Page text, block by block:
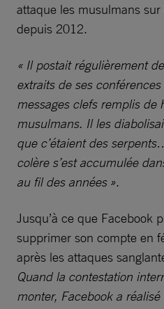
attaque les musulmans sur
depuis 2012.
« Il postait régulièrement
extraits de ses
messages clefs remplis de
musulmans. Il les
que c’étaient des
colère s’est accumulée
au fil des années ».
Jusqu’à ce que Facebook
supprimer son compte en
après les attaques
Quand la contestation
monter, Facebook a